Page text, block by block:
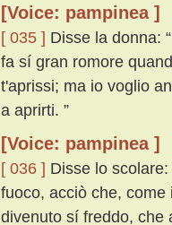
[Voice: pampinea ]
[ 035 ] Disse la donna:
fa sí gran romore
t'aprissi; ma io voglio
a aprirti. ”
[Voice: pampinea ]
[ 036 ] Disse lo
fuoco, acciò che,
divenuto sí freddo, che